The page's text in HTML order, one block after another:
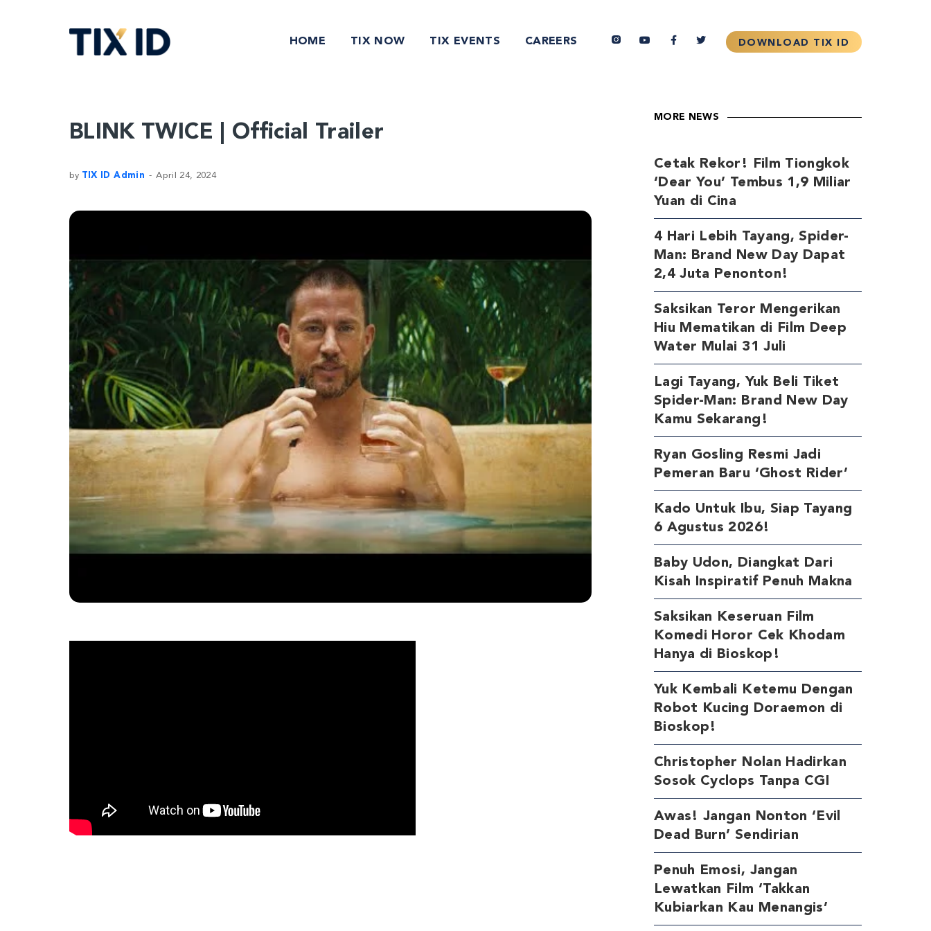
HOME TIX NOW TIX EVENTS CAREERS
BLINK TWICE | Official Trailer
by TIX ID Admin April 24, 2024
MORE NEWS
Cetak Rekor! Film Tiongkok
‘Dear You’ Tembus 1,9 Miliar
Yuan di Cina
4 Hari Lebih Tayang, Spider-
Man: Brand New Day Dapat
2,4 Juta Penonton!
Saksikan Teror Mengerikan
Hiu Mematikan di Film Deep
Water Mulai 31 Juli
Lagi Tayang, Yuk Beli Tiket
Spider-Man: Brand New Day
Kamu Sekarang!
Ryan Gosling Resmi Jadi
Pemeran Baru ‘Ghost Rider’
Kado Untuk Ibu, Siap Tayang
6 Agustus 2026!
Baby Udon, Diangkat Dari
Kisah Inspiratif Penuh Makna
Saksikan Keseruan Film
Komedi Horor Cek Khodam
Hanya di Bioskop!
Yuk Kembali Ketemu Dengan
Robot Kucing Doraemon di
Bioskop!
Christopher Nolan Hadirkan
Sosok Cyclops Tanpa CGI
Awas! Jangan Nonton ‘Evil
Dead Burn’ Sendirian
Penuh Emosi, Jangan
Lewatkan Film ‘Takkan
Kubiarkan Kau Menangis’